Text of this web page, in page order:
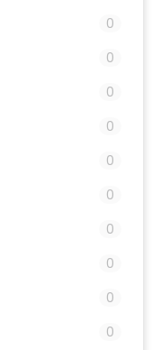
0
0
0
0
0
0
0
0
0
0